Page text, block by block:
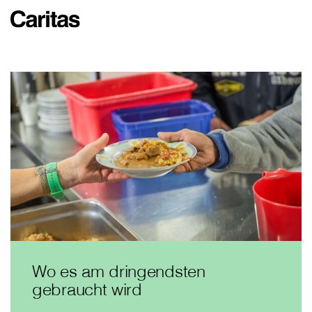
Wo es am dringendsten
gebraucht wird